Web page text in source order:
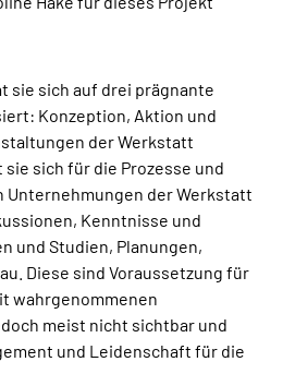
sie sich auf drei prägnante
Konzeption, Aktion und
der Werkstatt
sich für die Prozesse und
Unternehmungen der Werkstatt
Kenntnisse und
und Studien, Planungen,
Diese sind Voraussetzung für
wahrgenommenen
meist nicht sichtbar und
und Leidenschaft für die